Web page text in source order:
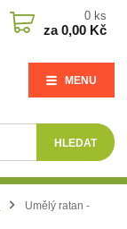
MENU
HLEDAT
0 ks
za0,00 Kč
Umělý ratan -